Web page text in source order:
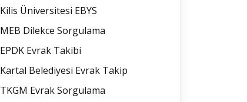
Kilis Üniversitesi EBYS
MEB Dilekce Sorgulama
EPDK Evrak Takibi
Kartal Belediyesi Evrak Takip
TKGM Evrak Sorgulama